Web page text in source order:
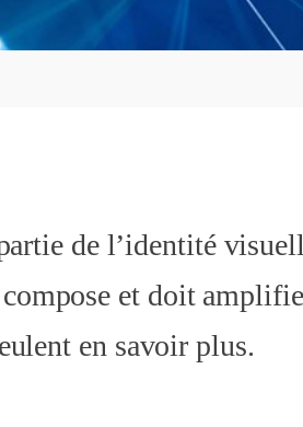
de l’identité
et doit
en savoir plus.